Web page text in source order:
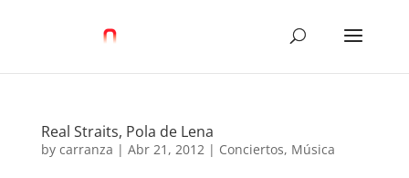
Real Straits, Pola de Lena
by carranza | Abr 21, 2012| Conciertos, Música